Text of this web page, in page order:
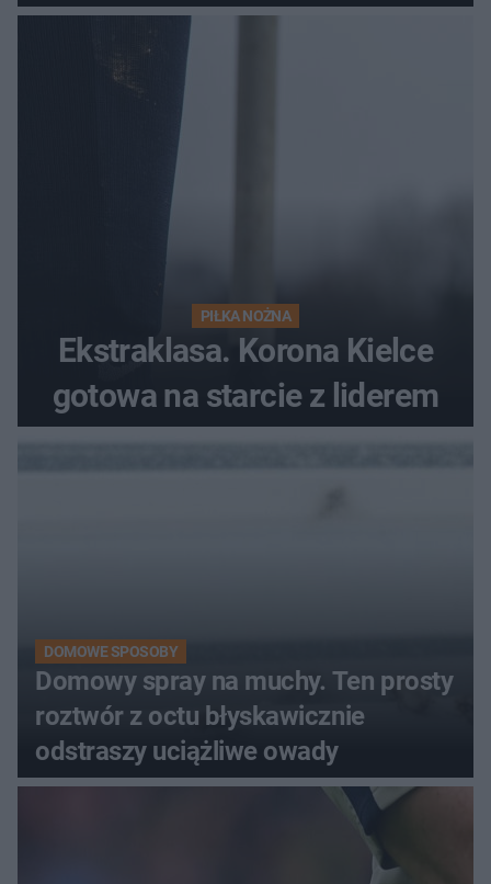
PIŁKA NOŻNA
Ekstraklasa. Korona Kielce
gotowa na starcie z liderem
DOMOWE SPOSOBY
Domowy spray na muchy. Ten prosty
roztwór z octu błyskawicznie
odstraszy uciążliwe owady